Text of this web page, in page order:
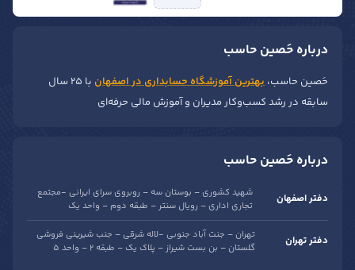
درباره حَصین حاسب
حَصین حاسب، بهترین آموزشگاه حسابداری در اصفهان
با ۲۵ سال
سابقه در رشد کسب‌وکار مدیران و آموزش مالی حرفه‌ای
درباره حَصین حاسب
دفتر اصفهان
شهید کشوری – بوستان سه – روبروی سرای ایرانی -مجتمع
تجاری اداری – رویال سنتر – طبقه دوم – واحد یک
دفتر تهران
تهران – جنت آباد جنوبی -لاله شرقی – جنب شیرینی فروشی
گلستان – بن بست شیراز – پلاک یک – طبقه 2 – واحد 5